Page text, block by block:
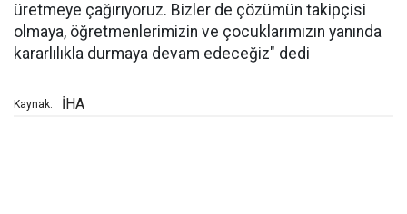
üretmeye çağırıyoruz. Bizler de çözümün takipçisi
olmaya, öğretmenlerimizin ve çocuklarımızın yanında
kararlılıkla durmaya devam edeceğiz" dedi
Kaynak: İHA